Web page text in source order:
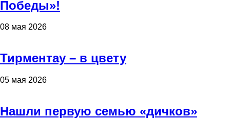
Победы»!
08 мая 2026
Тирментау – в цвету
05 мая 2026
Нашли первую семью «дичков»